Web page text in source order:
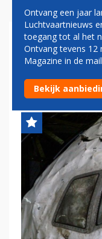
KABINET
Ontvang een jaar
Luchtvaartnieuws
toegang tot al het
Ontvang tevens 12
Magazine in de
Bekijk